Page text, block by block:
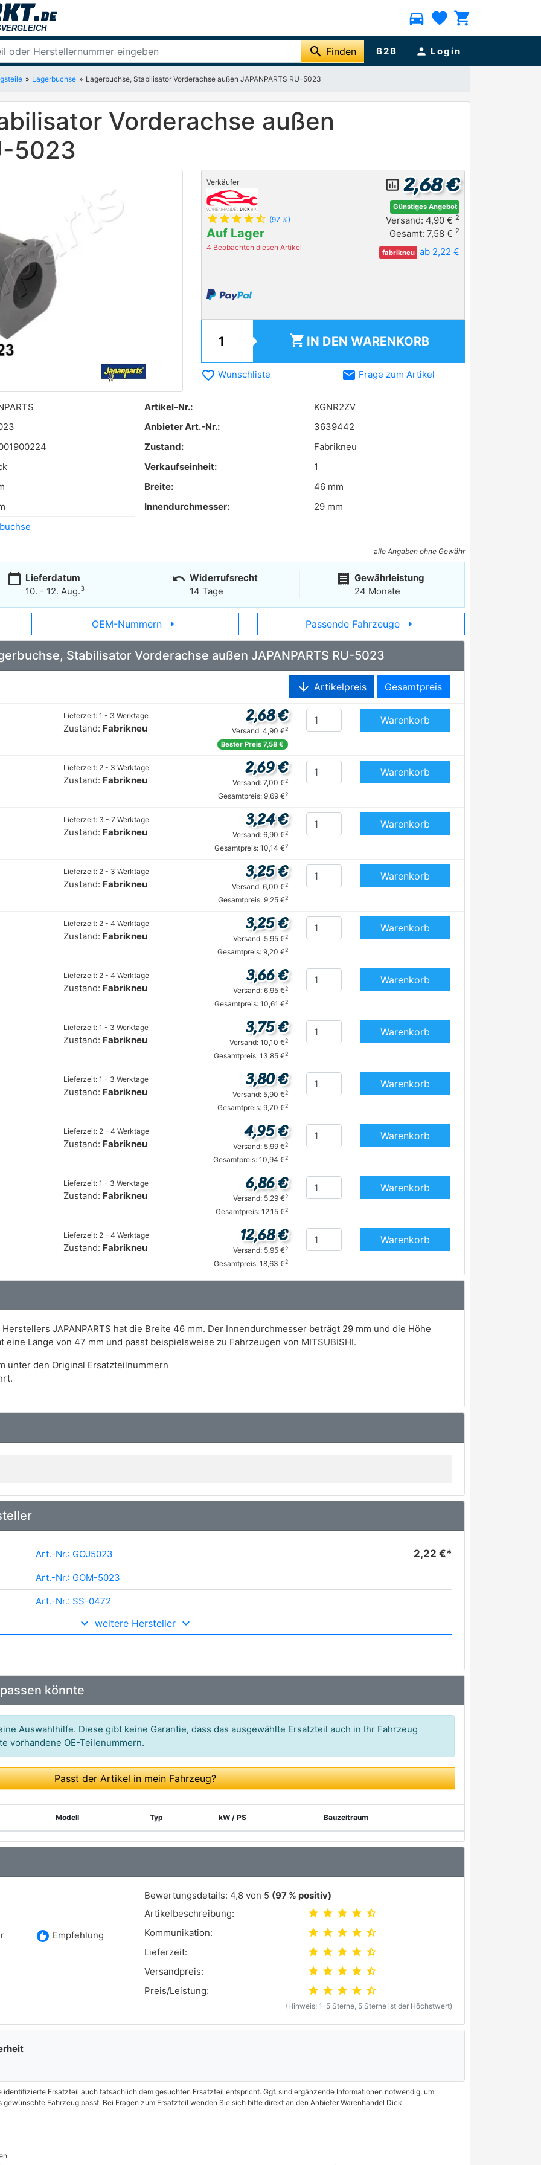
directions_car favorite shopping_cart
search Finden B2B person Login
Lagerbuchse Lagerbuchse, Stabilisator Vorderachse außen JAPANPARTS RU-5023
Vorderachse außen
5023
Verkäufer
star star star star star_half (97 %)
Auf Lager
4 Beobachten diesen Artikel
insert_chart_outlined 2,68 €
Günstiges Angebot
Versand: 4,90 € 2
Gesamt: 7,58 € 2
fabrikneu ab 2,22 €
shopping_cart IN DEN WARENKORB
favorite_border Wunschliste email Frage zum Artikel
Artikel-Nr.:
KGNR2ZV
Anbieter Art.-Nr.:
3639442
Zustand:
Fabrikneu
Verkaufseinheit:
1
Breite:
46 mm
Innendurchmesser:
29 mm
alle Angaben ohne Gewähr
calendar_today Lieferdatum
10. - 12. Aug.3
undo Widerrufsrecht
14 Tage
receipt Gewährleistung
24 Monate
OEM-Nummern arrow_right Passende Fahrzeuge arrow_right
Stabilisator Vorderachse außen JAPANPARTS RU-5023
arrow_downward Artikelpreis Gesamtpreis
Lieferzeit: 1 - 3 Werktage
Zustand: Fabrikneu
2,68 €
Versand: 4,90 €2
Bester Preis 7,58 €
Warenkorb
Lieferzeit: 2 - 3 Werktage
Zustand: Fabrikneu
2,69 €
Versand: 7,00 €2
Gesamtpreis: 9,69 €2
Warenkorb
Lieferzeit: 3 - 7 Werktage
Zustand: Fabrikneu
3,24 €
Versand: 6,90 €2
Gesamtpreis: 10,14 €2
Warenkorb
Lieferzeit: 2 - 3 Werktage
Zustand: Fabrikneu
3,25 €
Versand: 6,00 €2
Gesamtpreis: 9,25 €2
Warenkorb
Lieferzeit: 2 - 4 Werktage
Zustand: Fabrikneu
3,25 €
Versand: 5,95 €2
Gesamtpreis: 9,20 €2
Warenkorb
Lieferzeit: 2 - 4 Werktage
Zustand: Fabrikneu
3,66 €
Versand: 6,95 €2
Gesamtpreis: 10,61 €2
Warenkorb
Lieferzeit: 1 - 3 Werktage
Zustand: Fabrikneu
3,75 €
Versand: 10,10 €2
Gesamtpreis: 13,85 €2
Warenkorb
Lieferzeit: 1 - 3 Werktage
Zustand: Fabrikneu
3,80 €
Versand: 5,90 €2
Gesamtpreis: 9,70 €2
Warenkorb
Lieferzeit: 2 - 4 Werktage
Zustand: Fabrikneu
4,95 €
Versand: 5,99 €2
Gesamtpreis: 10,94 €2
Warenkorb
Lieferzeit: 1 - 3 Werktage
Zustand: Fabrikneu
6,86 €
Versand: 5,29 €2
Gesamtpreis: 12,15 €2
Warenkorb
Lieferzeit: 2 - 4 Werktage
Zustand: Fabrikneu
12,68 €
Versand: 5,95 €2
Gesamtpreis: 18,63 €2
Warenkorb
JAPANPARTS hat die Breite 46 mm. Der Innendurchmesser beträgt 29 mm und die Höhe
Länge von 47 mm und passt beispielsweise zu Fahrzeugen von MITSUBISHI.
unter den Original Ersatzteilnummern
Art.-Nr.: GOJ5023 2,22 €*
Art.-Nr.: GOM-5023
Art.-Nr.: SS-0472
Art.-Nr.: SBS-5521
Art.-Nr.: 43MI085
Art.-Nr.: 79-00887-SX
weitere Hersteller
könnte
Auswahlhilfe. Diese gibt keine Garantie, dass das ausgewählte Ersatzteil auch in Ihr Fahrzeug
vorhandene OE-Teilenummern.
Passt der Artikel in mein Fahrzeug?
Modell Typ kW / PS Bauzeitraum
recommend Empfehlung
Bewertungsdetails: 4,8 von 5 (97 % positiv)
Artikelbeschreibung:
star star star star star_half
Kommunikation: star star star star star_half
Lieferzeit: star star star star star_half
Versandpreis: star star star star star_half
Preis/Leistung: star star star star star_half
(Hinweis: 1-5 Sterne, 5 Sterne ist der Höchstwert)
Ersatzteil auch tatsächlich dem gesuchten Ersatzteil entspricht. Ggf. sind ergänzende Informationen notwendig, um
Fahrzeug passt. Bei Fragen zum Ersatzteil wenden Sie sich bitte direkt an den Anbieter Warenhandel Dick